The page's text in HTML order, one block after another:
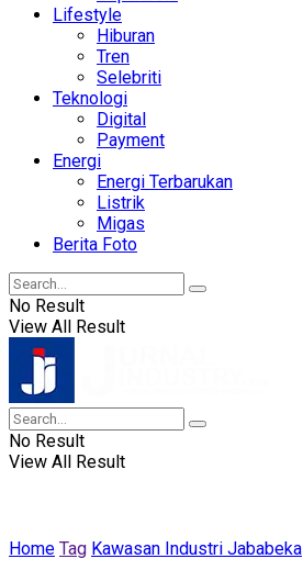
Lifestyle
Hiburan
Tren
Selebriti
Teknologi
Digital
Payment
Energi
Energi Terbarukan
Listrik
Migas
Berita Foto
No Result
View All Result
No Result
View All Result
Home Tag Kawasan Industri Jababeka